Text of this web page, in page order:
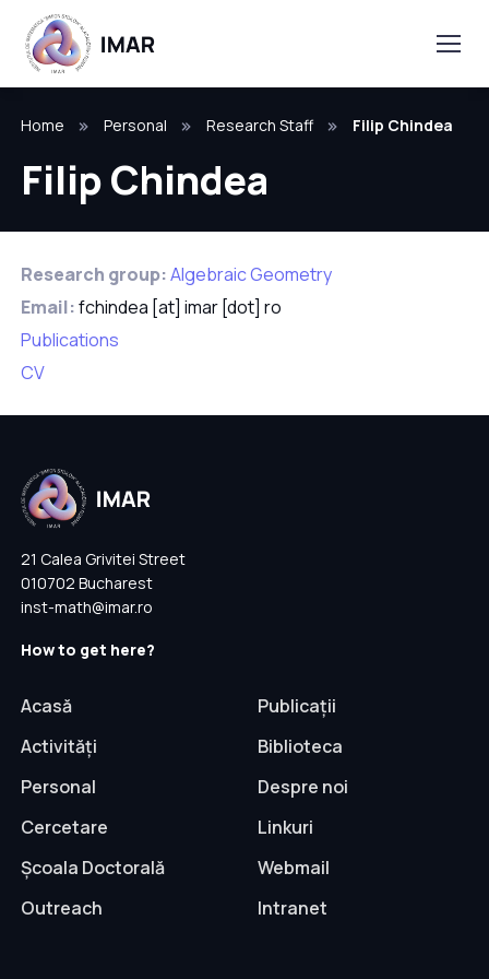
Home Personal Research Staff Filip Chindea
Filip Chindea
Research group:Algebraic Geometry
Email:fchindea [at] imar [dot] ro
Publications
CV
21 Calea Grivitei Street
010702 Bucharest
inst-math@imar.ro
How to get here?
Acasă
Activități
Personal
Cercetare
Școala Doctorală
Outreach
Publicații
Biblioteca
Despre noi
Linkuri
Webmail
Intranet